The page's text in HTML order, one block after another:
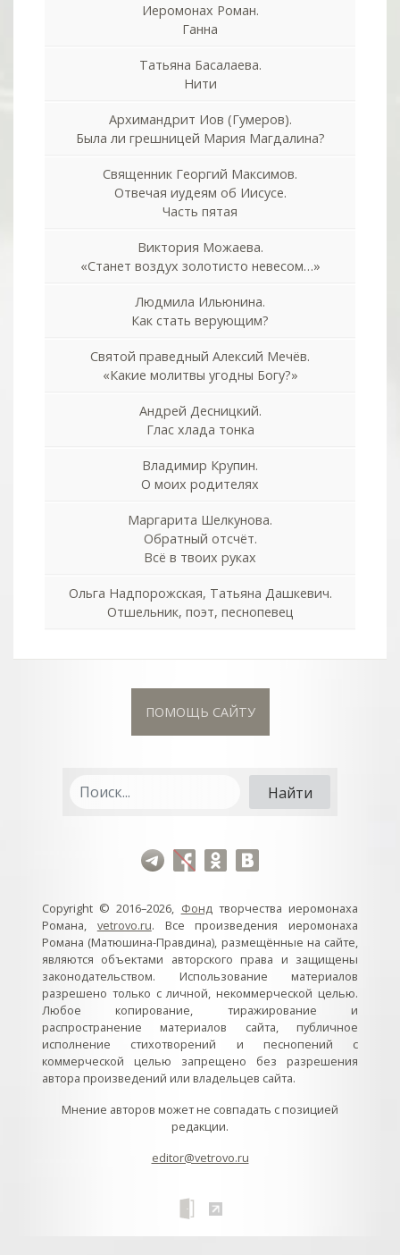
Иеромонах Роман.
Ганна
Татьяна Басалаева.
Нити
Архимандрит Иов (Гумеров).
Была ли грешницей Мария Магдалина?
Священник Георгий Максимов.
Отвечая иудеям об Иисусе.
Часть пятая
Виктория Можаева.
«Станет воздух золотисто невесом…»
Людмила Ильюнина.
Как стать верующим?
Святой праведный Алексий Мечёв.
«Какие молитвы угодны Богу?»
Андрей Десницкий.
Глас хлада тонка
Владимир Крупин.
О моих родителях
Маргарита Шелкунова.
Обратный отсчёт.
Всё в твоих руках
Ольга Надпорожская, Татьяна Дашкевич.
Отшельник, поэт, песнопевец
ПОМОЩЬ САЙТУ
Copyright © 2016–2026, Фондтворчества иеромонаха
Романа, vetrovo.ru. Все произведения иеромонаха
Романа (Матюшина-Правдина), размещённые на сайте,
являются объектами авторского права и защищены
законодательством. Использование материалов
разрешено только с личной, некоммерческой целью.
Любое копирование, тиражирование и
распространение материалов сайта, публичное
исполнение стихотворений и песнопений с
коммерческой целью запрещено без разрешения
автора произведений или владельцев сайта.
Мнение авторов может не совпадать с позицией
редакции.
editor@vetrovo.ru